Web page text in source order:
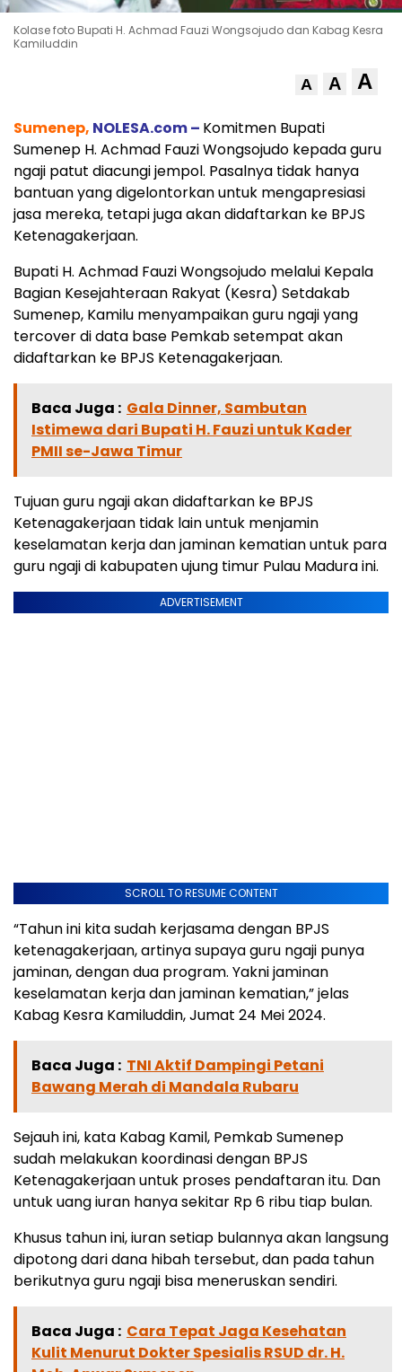
Kolase foto Bupati H. Achmad Fauzi Wongsojudo dan Kabag Kesra
Kamiluddin
A A A
Sumenep, NOLESA.com – Komitmen Bupati
Sumenep H. Achmad Fauzi Wongsojudo kepada guru
ngaji patut diacungi jempol. Pasalnya tidak hanya
bantuan yang digelontorkan untuk mengapresiasi
jasa mereka, tetapi juga akan didaftarkan ke BPJS
Ketenagakerjaan.
Bupati H. Achmad Fauzi Wongsojudo melalui Kepala
Bagian Kesejahteraan Rakyat (Kesra) Setdakab
Sumenep, Kamilu menyampaikan guru ngaji yang
tercover di data base Pemkab setempat akan
didaftarkan ke BPJS Ketenagakerjaan.
Baca Juga : Gala Dinner, Sambutan
Istimewa dari Bupati H. Fauzi untuk Kader
PMII se-Jawa Timur
Tujuan guru ngaji akan didaftarkan ke BPJS
Ketenagakerjaan tidak lain untuk menjamin
keselamatan kerja dan jaminan kematian untuk para
guru ngaji di kabupaten ujung timur Pulau Madura ini.
ADVERTISEMENT
SCROLL TO RESUME CONTENT
“Tahun ini kita sudah kerjasama dengan BPJS
ketenagakerjaan, artinya supaya guru ngaji punya
jaminan, dengan dua program. Yakni jaminan
keselamatan kerja dan jaminan kematian,” jelas
Kabag Kesra Kamiluddin, Jumat 24 Mei 2024.
Baca Juga : TNI Aktif Dampingi Petani
Bawang Merah di Mandala Rubaru
Sejauh ini, kata Kabag Kamil, Pemkab Sumenep
sudah melakukan koordinasi dengan BPJS
Ketenagakerjaan untuk proses pendaftaran itu. Dan
untuk uang iuran hanya sekitar Rp 6 ribu tiap bulan.
Khusus tahun ini, iuran setiap bulannya akan langsung
dipotong dari dana hibah tersebut, dan pada tahun
berikutnya guru ngaji bisa meneruskan sendiri.
Baca Juga : Cara Tepat Jaga Kesehatan
Kulit Menurut Dokter Spesialis RSUD dr. H.